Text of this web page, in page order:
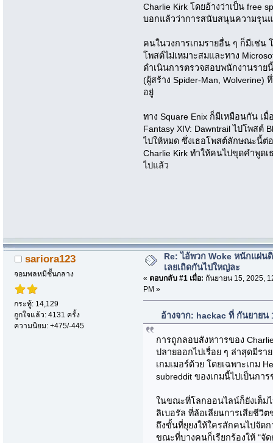
Charlie Kirk โดยอ้างว่าเป็น free
บอกแล้วว่าการสนับสนุนความรุนแ
คนในวงการเกมรายอื่น ๆ ก็มีเช่น
โพสต์ไม่เหมาะสมและทาง
ดำเนินการตรวจสอบพนักงานราย
(ผู้สร้าง Spider-Man,
อยู่
ทาง Square Enix ก็มีเหมือนกัน เ
Fantasy XIV: Dawntrail ไปโพสต์
ไปให้หมด ซึ่งเธอโพสต์ลักษณะนี้ต่
Charlie Kirk ทำให้คนไปขุดคำพูด
ไปแล้ว
sariora123
จอมพลหมีชั้นกลาง
กระทู้: 14,129
ถูกใจแล้ว: 4131 ครั้ง
ความนิยม: +475/-445
Re: ไอ้พวก Woke หนักแผ่น
เลยเถิดกันไปใหญ่ละ
« ตอบกลับ #1 เมื่อ: กันยายน 15, 2025,
PM »
อ้างจาก: hackac ที่ กันยายน
การถูกลอบสังหาารของ
ปลายออกไปเรื่อย ๆ ล่าสุดมีร
เกมเมอร์ด้วย โดยเฉพาะเกม
subreddit ของเกมนี้ไปเป็นกา
ในขณะที่โลกออนไลน์ก็ยังเต็มไ
ลิเบอรัล ที่ล้อเลียนการเสียชีวิ
ถึงขั้นที่ยุยงให้ใครสักคนไปจัด
ขณะที่บางคนก็เรียกร้องให้ "จั